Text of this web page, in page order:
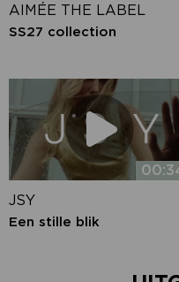
AIMÉE THE LABEL
SS27 collection
JSY
Een stille blik